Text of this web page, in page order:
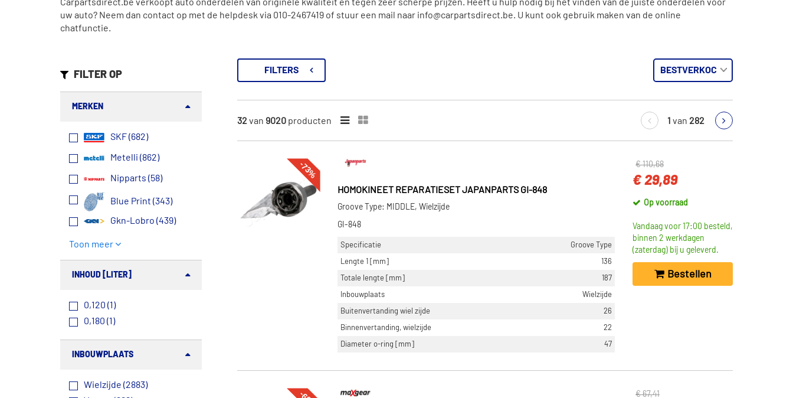
Carpartsdirect.be verkoopt auto onderdelen van originele kwaliteit en tegen zeer scherpe prijzen. Heeft u hulp nodig bij het vinden van de juiste onderdelen voor
uw auto? Neem dan contact op met de helpdesk via 010-2467419 of stuur een mail naar info@carpartsdirect.be. U kunt ook gebruik maken van de online
chatfunctie.
FILTER OP
MERKEN
SKF (682)
Metelli (862)
Nipparts (58)
Blue Print (343)
Gkn-Lobro (439)
Toon meer
INHOUD [LITER]
0,120 (1)
0,180 (1)
INBOUWPLAATS
Wielzijde (2883)
FILTERS
32van 9020 producten 1 van 282
-73%
HOMOKINEET REPARATIESET JAPANPARTS GI-848
Groove Type: MIDDLE, Wielzijde
GI-848
Specificatie
Groove Type
Lengte 1 [mm]
136
Totale lengte [mm]
187
Inbouwplaats
Wielzijde
Buitenvertanding wiel zijde
26
Binnenvertanding, wielzijde
22
Diameter o-ring [mm]
47
€ 110,68
€ 29,89
Op voorraad
Vandaag voor 17:00 besteld,
binnen 2 werkdagen
(zaterdag) bij u geleverd.
Bestellen
€ 67,41